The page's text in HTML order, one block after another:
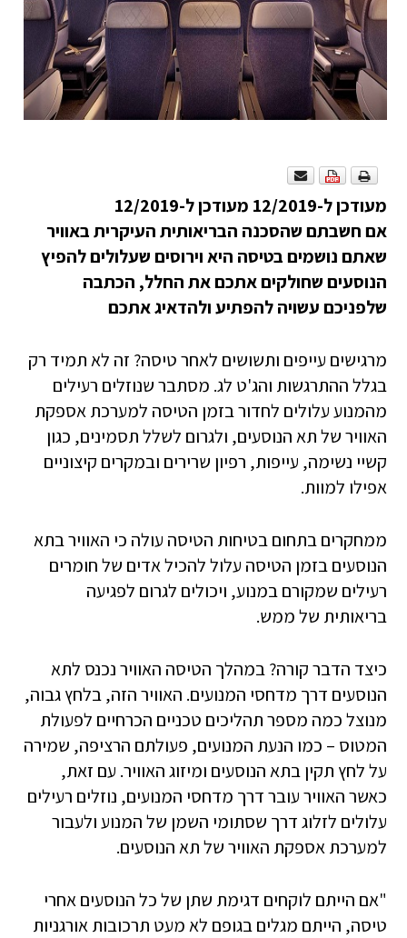
מעודכן ל-12/2019
מעודכן ל-12/2019
אם חשבתם שהסכנה הבריאותית העיקרית באוויר
שאתם נושמים בטיסה היא וירוסים שעלולים להפיץ
הנוסעים שחולקים אתכם את החלל, הכתבה
שלפניכם עשויה להפתיע ולהדאיג אתכם
מרגישים עייפים ותשושים לאחר טיסה? זה לא תמיד רק
בגלל ההתרגשות והג'ט לג. מסתבר שנוזלים רעילים
מהמנוע עלולים לחדור בזמן הטיסה למערכת אספקת
האוויר של תא הנוסעים, ולגרום לשלל תסמינים, כגון
קשיי נשימה, עייפות, רפיון שרירים ובמקרים קיצוניים
אפילו למוות.
ממחקרים בתחום בטיחות הטיסה עולה כי האוויר בתא
הנוסעים בזמן הטיסה עלול להכיל אדים של חומרים
רעילים שמקורם במנוע, ויכולים לגרום לפגיעה
בריאותית של ממש.
כיצד הדבר קורה? במהלך הטיסה האוויר נכנס לתא
הנוסעים דרך מדחסי המנועים. האוויר הזה, בלחץ גבוה,
מנוצל כמה מספר תהליכים טכניים הכרחיים לפעולת
המטוס – כמו הנעת המנועים, פעולתם הרציפה, שמירה
על לחץ תקין בתא הנוסעים ומיזוג האוויר. עם זאת,
כאשר האוויר עובר דרך מדחסי המנועים, נוזלים רעילים
עלולים לזלוג דרך שסתומי השמן של המנוע ולעבור
למערכת אספקת האוויר של תא הנוסעים.
"אם הייתם לוקחים דגימת שתן של כל הנוסעים אחרי
טיסה, הייתם מגלים בגופם לא מעט תרכובות אורגניות